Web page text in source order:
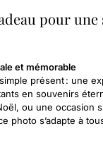
pour une
et mémorable
présent : une
en souvenirs
ou une occasion
photo s’adapte à